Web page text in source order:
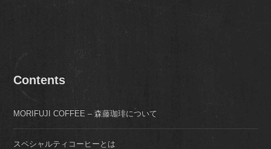
Contents
MORIFUJI COFFEE – 森藤珈琲について
スペシャルティコーヒーとは